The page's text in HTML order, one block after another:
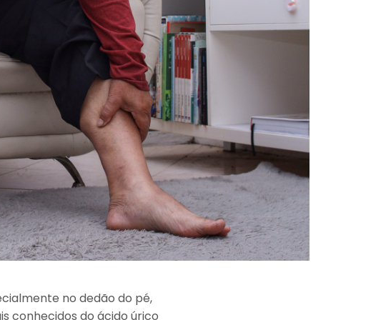
no dedão do pé,
conhecidos do ácido úrico